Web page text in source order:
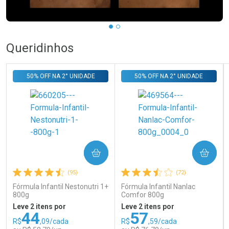
Queridinhos
(95)
Fórmula Infantil Nestonutri 1+
800g
50% OFF NA 2° UNIDADE
Leve 2 itens por
R$44,09/cada
COMPRAR
(72)
Fórmula Infantil Nanlac
Comfor 800g
50% OFF NA 2° UNIDADE
Leve 2 itens por
R$57,59/cada
COMPRAR